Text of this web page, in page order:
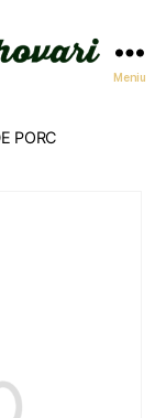
Meniu
PORC